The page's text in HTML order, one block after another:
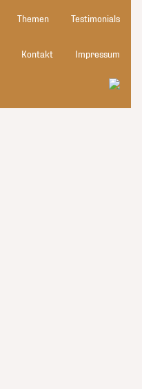
Themen Testimonials
Kontakt Impressum